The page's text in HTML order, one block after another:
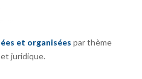
et organisées par thème
juridique.